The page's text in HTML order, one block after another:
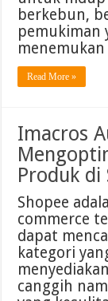
berkebun,
pemukiman
Read More »
Imacros
Produk di
Shopee
commerce
dapat
kategori
canggih